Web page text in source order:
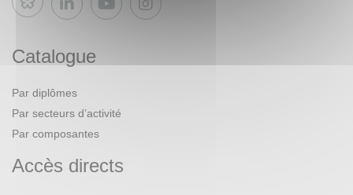
Bluesky
Catalogue
Par diplômes
Par secteurs d’activité
Par composantes
Accès directs